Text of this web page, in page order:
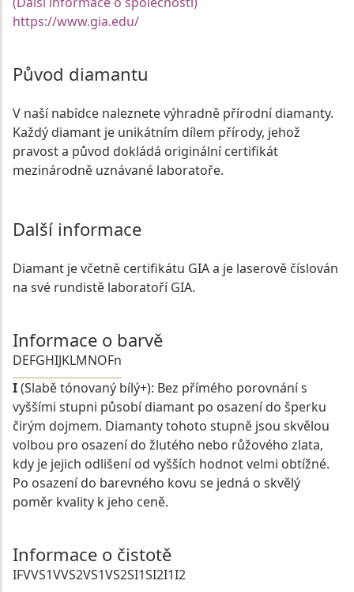
https://www.gia.edu/
Původ diamantu
V naší nabídce naleznete výhradně přírodní diamanty.
Každý diamant je unikátním dílem přírody, jehož
pravost a původ dokládá originální certifikát
mezinárodně uznávané laboratoře.
Další informace
Diamant je včetně certifikátu GIA a je laserově číslován
na své rundistě laboratoří GIA.
Informace o barvě
DEFGHIJKLMNOFn
I(Slabě tónovaný bílý+): Bez přímého porovnání s
vyššími stupni působí diamant po osazení do šperku
čirým dojmem. Diamanty tohoto stupně jsou skvělou
volbou pro osazení do žlutého nebo růžového zlata,
kdy je jejich odlišení od vyšších hodnot velmi obtížné.
Po osazení do barevného kovu se jedná o skvělý
poměr kvality k jeho ceně.
Informace o čistotě
IFVVS1VVS2VS1VS2SI1SI2I1I2